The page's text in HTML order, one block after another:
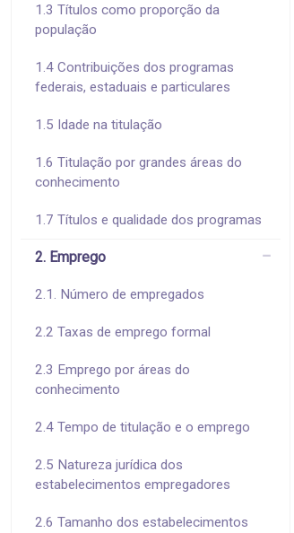
1.3 Títulos como proporção da
população
1.4 Contribuições dos programas
federais, estaduais e particulares
1.5 Idade na titulação
1.6 Titulação por grandes áreas do
conhecimento
1.7 Títulos e qualidade dos programas
2. Emprego
2.1. Número de empregados
2.2 Taxas de emprego formal
2.3 Emprego por áreas do
conhecimento
2.4 Tempo de titulação e o emprego
2.5 Natureza jurídica dos
estabelecimentos empregadores
2.6 Tamanho dos estabelecimentos